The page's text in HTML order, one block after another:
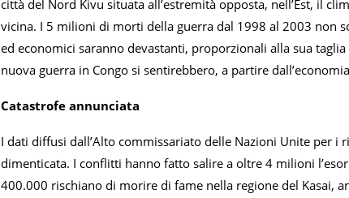
città del Nord Kivu situata all’estremità opposta, nell’Est, il
vicina. I 5 milioni di morti della guerra dal 1998 al 2003 non
ed economici saranno devastanti, proporzionali alla sua
nuova guerra in Congo si sentirebbero, a partire
Catastrofe annunciata
I dati diffusi dall’Alto commissariato delle Nazioni Unite per
dimenticata. I conflitti hanno fatto salire a oltre 4 milioni
400.000 rischiano di morire di fame nella regione del Kasai,